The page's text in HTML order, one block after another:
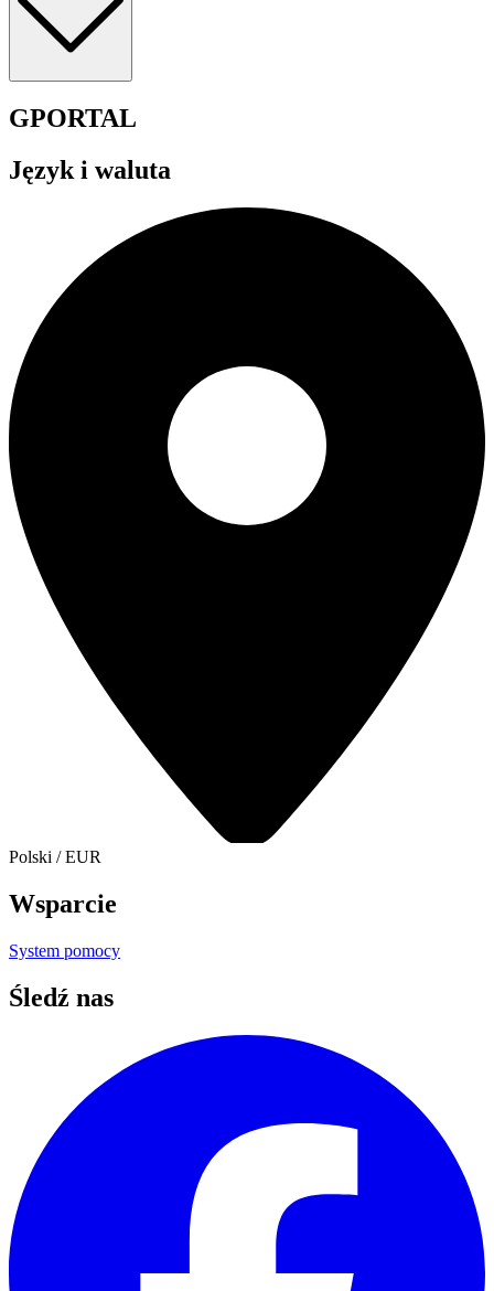
GPORTAL
Język i waluta
Polski /EUR
Wsparcie
System pomocy
Śledź nas